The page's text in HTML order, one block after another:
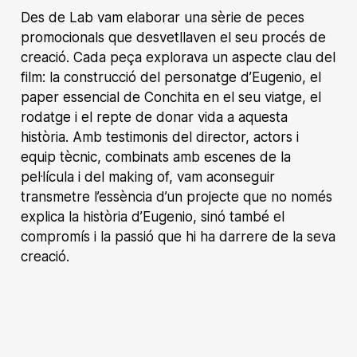
Des de Lab vam elaborar una sèrie de peces
promocionals que desvetllaven el seu procés de
creació. Cada peça explorava un aspecte clau del
film: la construcció del personatge d’Eugenio, el
paper essencial de Conchita en el seu viatge, el
rodatge i el repte de donar vida a aquesta
història. Amb testimonis del director, actors i
equip tècnic, combinats amb escenes de la
pel·lícula i del making of, vam aconseguir
transmetre l’essència d’un projecte que no només
explica la història d’Eugenio, sinó també el
compromís i la passió que hi ha darrere de la seva
creació.